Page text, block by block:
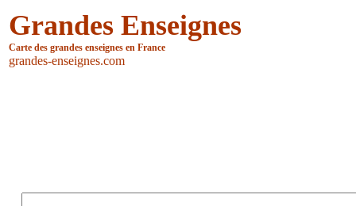
Grandes Enseignes
Carte des grandes enseignes en France
grandes-enseignes.com